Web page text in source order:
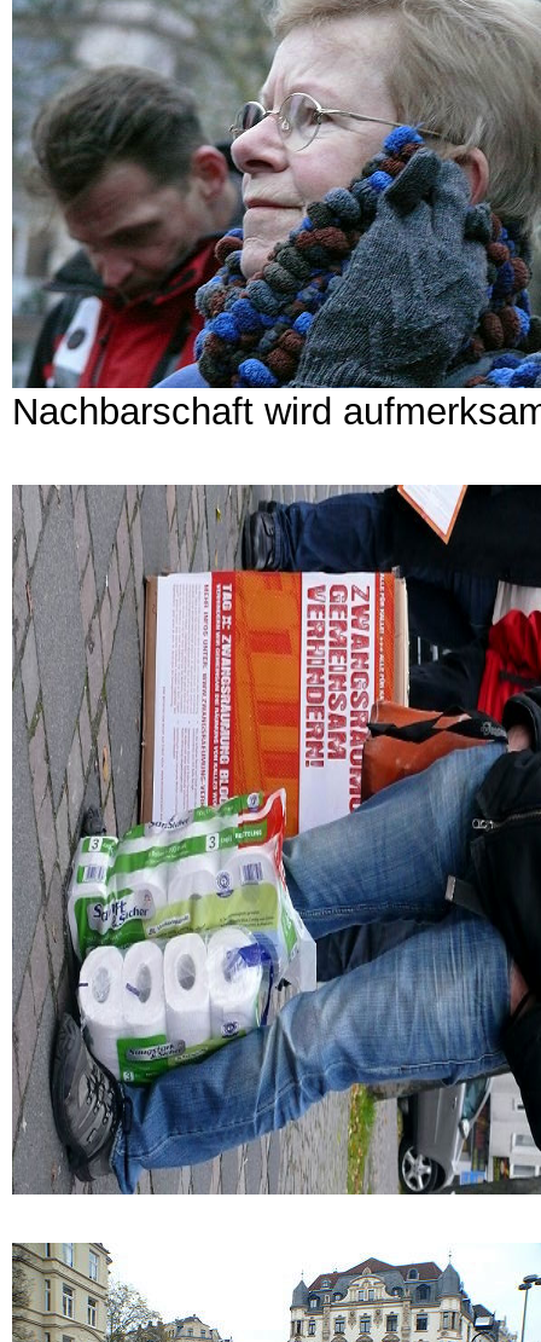
Nachbarschaft wird